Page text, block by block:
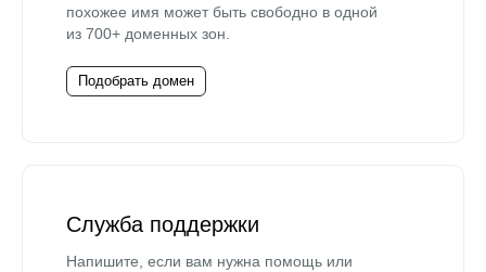
похожее имя может быть свободно в одной
из 700+ доменных зон.
Подобрать домен
Служба поддержки
Напишите, если вам нужна помощь или